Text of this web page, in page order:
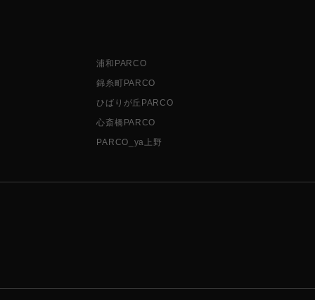
浦和PARCO
錦糸町PARCO
ひばりが丘PARCO
心斎橋PARCO
PARCO_ya上野